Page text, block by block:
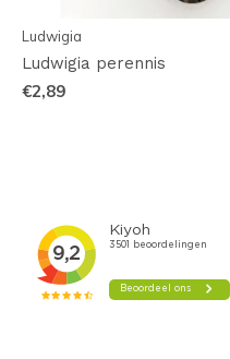
Ludwigia
Ludwigia perennis
€2,89